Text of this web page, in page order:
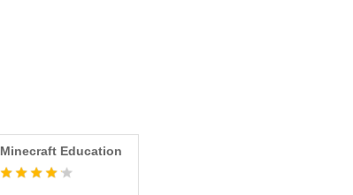
Minecraft Education